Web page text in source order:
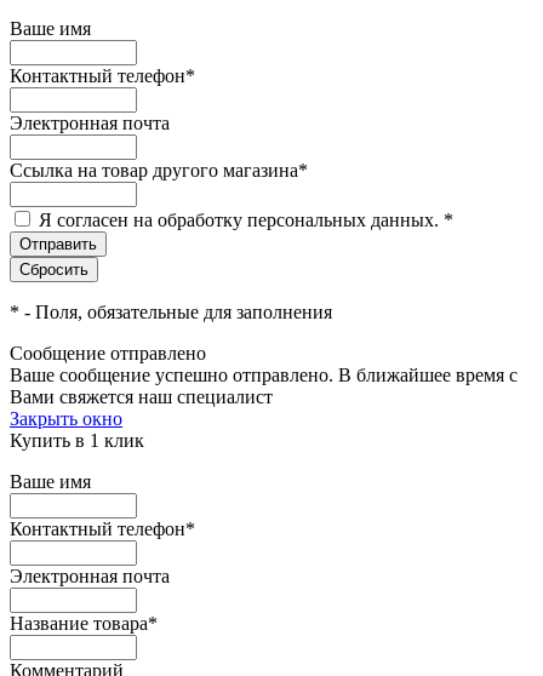
Ваше имя
Контактный телефон*
Электронная почта
Ссылка на товар другого магазина*
Я согласен на обработку персональных данных. *
* - Поля, обязательные для заполнения
Сообщение отправлено
Ваше сообщение успешно отправлено. В ближайшее время с
Вами свяжется наш специалист
Закрыть окно
Купить в 1 клик
Ваше имя
Контактный телефон*
Электронная почта
Название товара*
Комментарий